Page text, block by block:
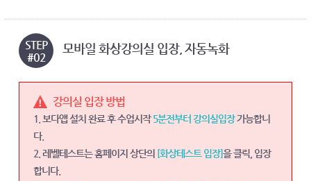
STEP
#02
모바일 화상강의실 입장, 자동녹화
강의실 입장 방법
1. 보다앱 설치 완료 후 수업시작5분전부터 강의실입장가능합니
다.
2. 레벨테스트는 홈페이지 상단의 [화상테스트 입장]을 클릭, 입장
합니다.